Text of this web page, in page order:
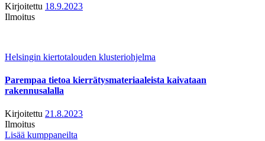
Kirjoitettu 18.9.2023
Ilmoitus
Helsingin kiertotalouden klusteriohjelma
Parempaa tietoa kierrätysmateriaaleista kaivataan
rakennusalalla
Kirjoitettu 21.8.2023
Ilmoitus
Lisää kumppaneilta